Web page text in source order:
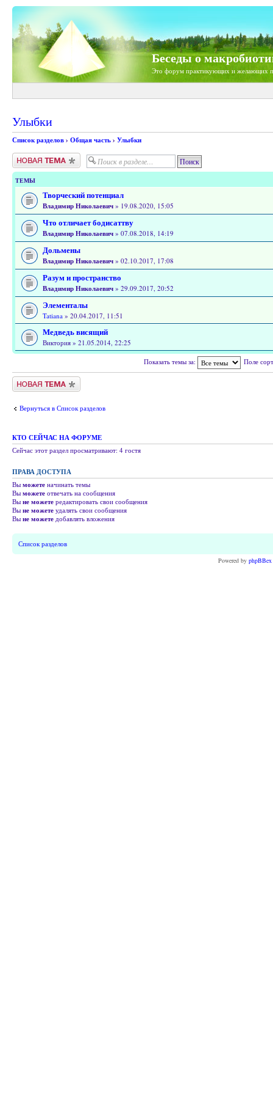
Беседы о
Это форум практикующих и желающих
Улыбки
Список разделов› Общая часть› Улыбки
Новая тема
ТЕМЫ
Творческий потенциал
Владимир Николаевич » 19.08.2020, 15:05
Что отличает бодисаттву
Владимир Николаевич » 07.08.2018, 14:19
Дольмены
Владимир Николаевич » 02.10.2017, 17:08
Разум и пространство
Владимир Николаевич » 29.09.2017, 20:52
Элементалы
Tatiana » 20.04.2017, 11:51
Медведь висящий
Виктория » 21.05.2014, 22:25
Показать темы за: Поле
Новая тема
Вернуться в Список разделов
КТО СЕЙЧАС НА ФОРУМЕ
Сейчас этот раздел просматривают: 4 гостя
ПРАВА ДОСТУПА
Вы можете начинать темы
Вы можете отвечать на сообщения
Вы не можете редактировать свои сообщения
Вы не можете удалять свои сообщения
Вы не можете добавлять вложения
Список разделов
Powered by phpBBex